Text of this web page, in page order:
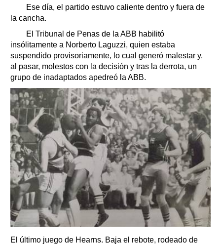
Ese día, el partido estuvo caliente dentro y fuera de
la cancha.
El Tribunal de Penas de la ABB habilitó
insólitamente a Norberto Laguzzi, quien estaba
suspendido provisoriamente, lo cual generó malestar y,
al pasar, molestos con la decisión y tras la derrota, un
grupo de inadaptados apedreó la ABB.
El último juego de Hearns. Baja el rebote, rodeado de